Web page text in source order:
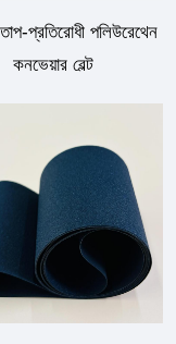
প্রতিরোধী পলিউরেথেন
কনভেয়ার বেল্ট